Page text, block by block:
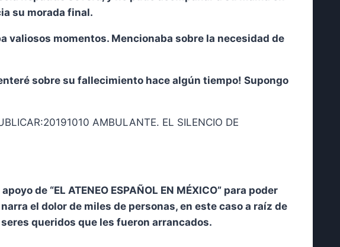
su morada final.
valiosos momentos. Mencionaba sobre la necesidad de
sobre su fallecimiento hace algún tiempo! Supongo
de “EL ATENEO ESPAÑOL EN MÉXICO” para poder
el dolor de miles de personas, en este caso a raíz de
queridos que les fueron arrancados.